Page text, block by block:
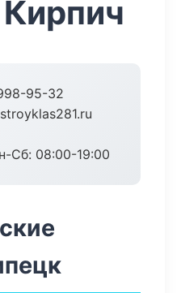
95-32
Сб: 08:00-19:00